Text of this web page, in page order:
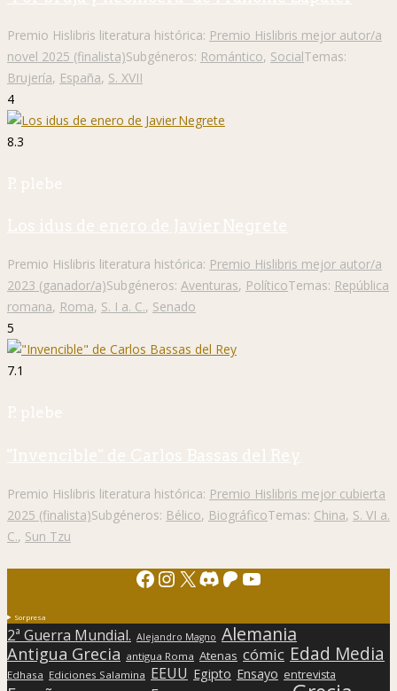
Premio Hislibris literatura histórica: Premio Hislibris mejor autor/a
novel 2025 (finalista)Subgéneros: Romántico, SocialTemas:
Brujería, España, S. XVII
4
8.3
P. plebe
Los idus de enero de Javier Negrete
Premio Hislibris literatura histórica: Premio Hislibris mejor autor/a
2023 (ganador/a)Subgéneros: Aventuras, PolíticoTemas: República
romana, Roma, S. I a. C., Senado
5
7.1
P. plebe
"Invencible" de Carlos Bassas del Rey
Premio Hislibris literatura histórica: Premio Hislibris mejor cubierta
2025 (finalista)Subgéneros: Bélico, BiográficoTemas: China, S. VI a.
C., Sun Tzu
Facebook
Instagram
X Discord
Patreon
YouTube
Sorpresa
2ª Guerra Mundial. Alejandro Magno Alemania
Antigua Grecia antigua Roma Atenas cómic Edad Media
Edhasa Ediciones Salamina EEUU Egipto Ensayo entrevista